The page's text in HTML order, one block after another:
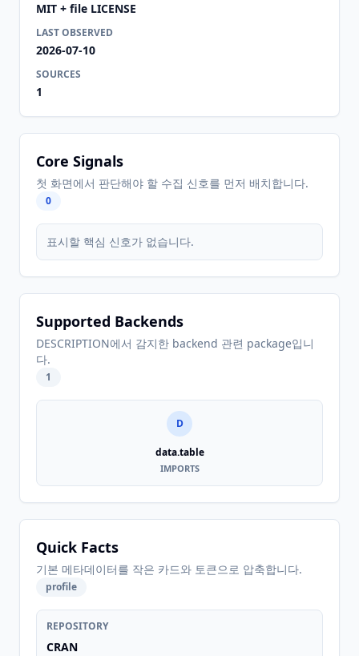
MIT + file LICENSE
LAST OBSERVED
2026-07-10
SOURCES
1
Core Signals
첫 화면에서 판단해야 할 수집 신호를 먼저 배치합니다.
0
표시할 핵심 신호가 없습니다.
Supported Backends
DESCRIPTION에서 감지한 backend 관련 package입니
다.
1
D
data.table
IMPORTS
Quick Facts
기본 메타데이터를 작은 카드와 토큰으로 압축합니다.
profile
REPOSITORY
CRAN